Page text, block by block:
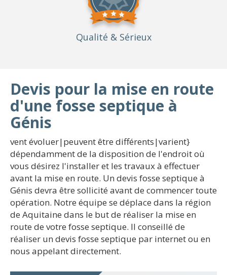
Qualité & Sérieux
Devis pour la mise en route
d'une fosse septique à
Génis
vent évoluer|peuvent être différents|varient}
dépendamment de la disposition de l'endroit où
vous désirez l'installer et les travaux à effectuer
avant la mise en route. Un devis fosse septique à
Génis devra être sollicité avant de commencer toute
opération. Notre équipe se déplace dans la région
de Aquitaine dans le but de réaliser la mise en
route de votre fosse septique. Il conseillé de
réaliser un devis fosse septique par internet ou en
nous appelant directement.